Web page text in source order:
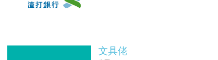
文具佬